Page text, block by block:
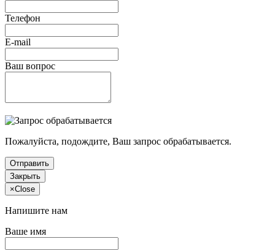
Телефон
E-mail
Ваш вопрос
Пожалуйста, подождите, Ваш запрос обрабатывается.
Отправить
Закрыть
×Close
Напишите нам
Ваше имя